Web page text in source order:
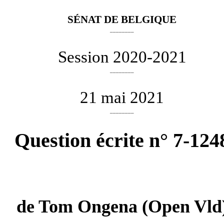
SÉNAT DE BELGIQUE
Session 2020-2021
21 mai 2021
Question écrite n° 7-
de Tom Ongena(Open